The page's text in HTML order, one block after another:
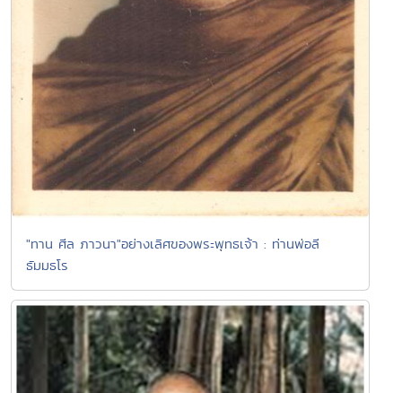
"ทาน ศีล ภาวนา"อย่างเลิศของพระพุทธเจ้า : ท่านพ่อลี
ธัมมธโร